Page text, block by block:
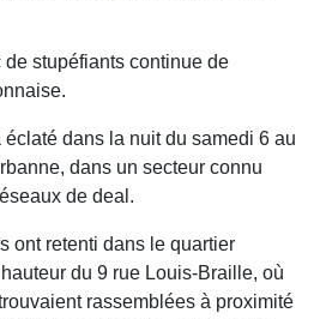
stupéfiants continue de
dans la nuit du samedi 6 au
dans un secteur connu
de deal.
ont retenti dans le quartier
du 9 rue Louis-Braille, où
rassemblées à proximité